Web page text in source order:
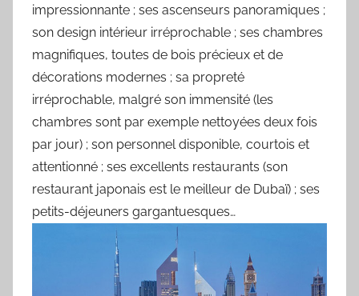
impressionnante ; ses ascenseurs panoramiques ;
son design intérieur irréprochable ; ses chambres
magnifiques, toutes de bois précieux et de
décorations modernes ; sa propreté
irréprochable, malgré son immensité (les
chambres sont par exemple nettoyées deux fois
par jour) ; son personnel disponible, courtois et
attentionné ; ses excellents restaurants (son
restaurant japonais est le meilleur de Dubaï) ; ses
petits-déjeuners gargantuesques…